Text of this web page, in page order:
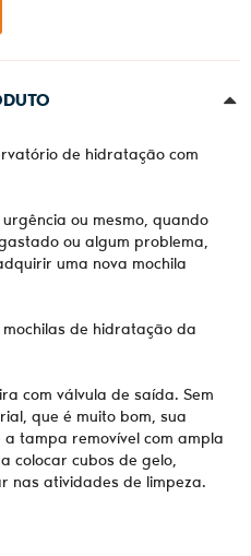
de hidratação com
ou mesmo, quando
ou algum problema,
uma nova mochila
mochilas de hidratação da
com válvula de saída. Sem
que é muito bom, sua
tampa removível com ampla
colocar cubos de gelo,
nas atividades de limpeza.